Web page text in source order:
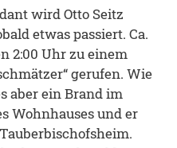
wird Otto Seitz
etwas passiert. Ca.
2:00 Uhr zu einem
gerufen. Wie
aber ein Brand im
Wohnhauses und er